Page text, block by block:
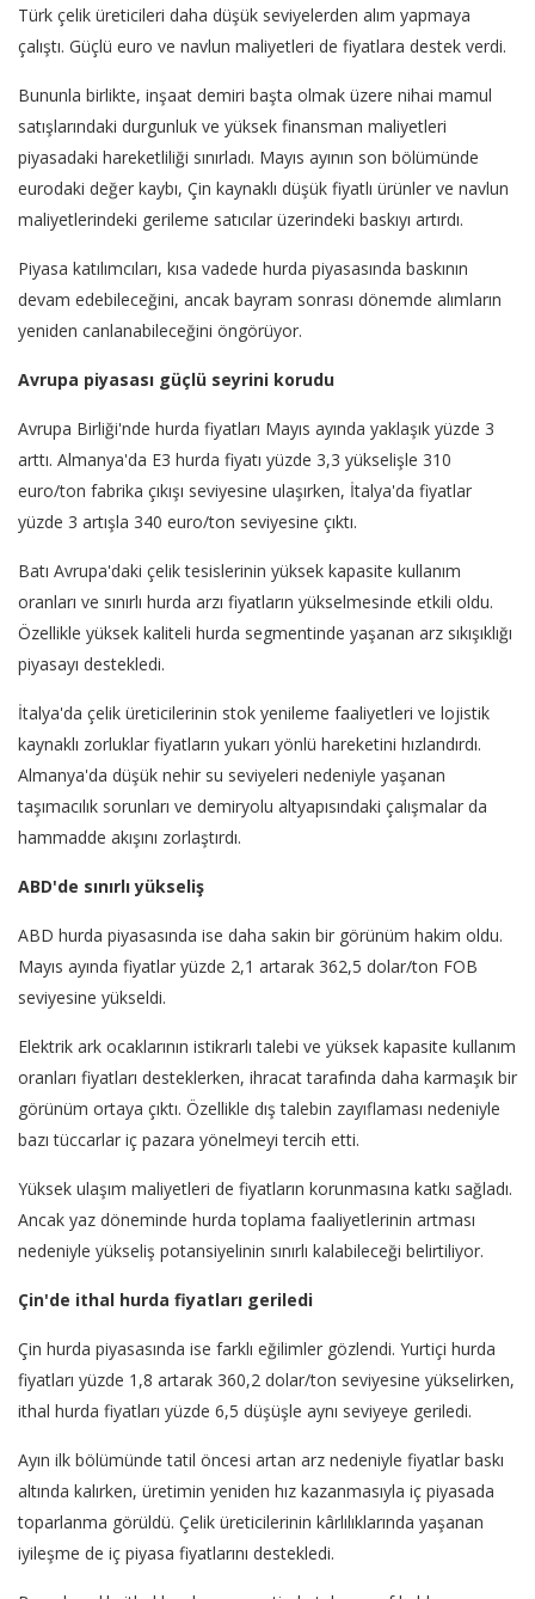
Türk çelik üreticileri daha düşük seviyelerden alım yapmaya
çalıştı. Güçlü euro ve navlun maliyetleri de fiyatlara destek verdi.
Bununla birlikte, inşaat demiri başta olmak üzere nihai mamul
satışlarındaki durgunluk ve yüksek finansman maliyetleri
piyasadaki hareketliliği sınırladı. Mayıs ayının son bölümünde
eurodaki değer kaybı, Çin kaynaklı düşük fiyatlı ürünler ve navlun
maliyetlerindeki gerileme satıcılar üzerindeki baskıyı artırdı.
Piyasa katılımcıları, kısa vadede hurda piyasasında baskının
devam edebileceğini, ancak bayram sonrası dönemde alımların
yeniden canlanabileceğini öngörüyor.
Avrupa piyasası güçlü seyrini korudu
Avrupa Birliği'nde hurda fiyatları Mayıs ayında yaklaşık yüzde 3
arttı. Almanya'da E3 hurda fiyatı yüzde 3,3 yükselişle 310
euro/ton fabrika çıkışı seviyesine ulaşırken, İtalya'da fiyatlar
yüzde 3 artışla 340 euro/ton seviyesine çıktı.
Batı Avrupa'daki çelik tesislerinin yüksek kapasite kullanım
oranları ve sınırlı hurda arzı fiyatların yükselmesinde etkili oldu.
Özellikle yüksek kaliteli hurda segmentinde yaşanan arz sıkışıklığı
piyasayı destekledi.
İtalya'da çelik üreticilerinin stok yenileme faaliyetleri ve lojistik
kaynaklı zorluklar fiyatların yukarı yönlü hareketini hızlandırdı.
Almanya'da düşük nehir su seviyeleri nedeniyle yaşanan
taşımacılık sorunları ve demiryolu altyapısındaki çalışmalar da
hammadde akışını zorlaştırdı.
ABD'de sınırlı yükseliş
ABD hurda piyasasında ise daha sakin bir görünüm hakim oldu.
Mayıs ayında fiyatlar yüzde 2,1 artarak 362,5 dolar/ton FOB
seviyesine yükseldi.
Elektrik ark ocaklarının istikrarlı talebi ve yüksek kapasite kullanım
oranları fiyatları desteklerken, ihracat tarafında daha karmaşık bir
görünüm ortaya çıktı. Özellikle dış talebin zayıflaması nedeniyle
bazı tüccarlar iç pazara yönelmeyi tercih etti.
Yüksek ulaşım maliyetleri de fiyatların korunmasına katkı sağladı.
Ancak yaz döneminde hurda toplama faaliyetlerinin artması
nedeniyle yükseliş potansiyelinin sınırlı kalabileceği belirtiliyor.
Çin'de ithal hurda fiyatları geriledi
Çin hurda piyasasında ise farklı eğilimler gözlendi. Yurtiçi hurda
fiyatları yüzde 1,8 artarak 360,2 dolar/ton seviyesine yükselirken,
ithal hurda fiyatları yüzde 6,5 düşüşle aynı seviyeye geriledi.
Ayın ilk bölümünde tatil öncesi artan arz nedeniyle fiyatlar baskı
altında kalırken, üretimin yeniden hız kazanmasıyla iç piyasada
toparlanma görüldü. Çelik üreticilerinin kârlılıklarında yaşanan
iyileşme de iç piyasa fiyatlarını destekledi.